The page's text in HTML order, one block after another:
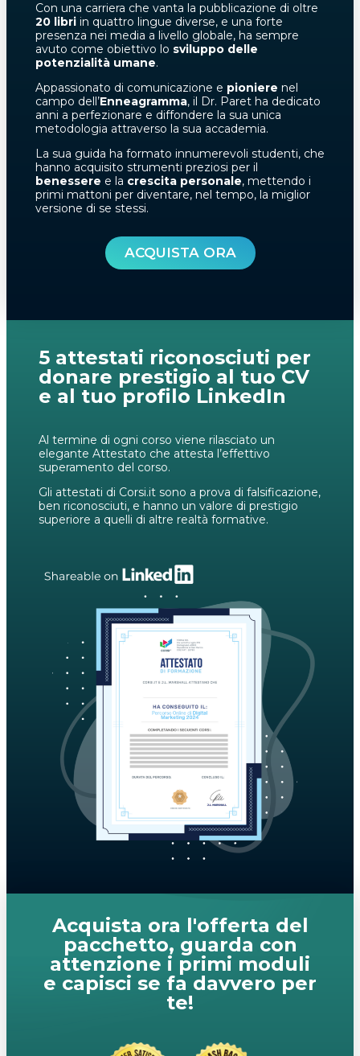
Con una carriera che vanta la pubblicazione di oltre
20 libri in quattro lingue diverse, e una forte
presenza nei media a livello globale, ha sempre
avuto come obiettivo lo sviluppo delle
potenzialità umane.
Appassionato di comunicazione e pioniere nel
campo dell’Enneagramma, il Dr. Paret ha dedicato
anni a perfezionare e diffondere la sua unica
metodologia attraverso la sua accademia.
La sua guida ha formato innumerevoli studenti, che
hanno acquisito strumenti preziosi per il
benessere e la crescita personale, mettendo i
primi mattoni per diventare, nel tempo, la miglior
versione di se stessi.
ACQUISTA ORA
5 attestati riconosciuti per
donare prestigio al tuo CV
e al tuo profilo LinkedIn
Al termine di ogni corso viene rilasciato un
elegante Attestato che attesta l’effettivo
superamento del corso.
Gli attestati di Corsi.it sono a prova di falsificazione,
ben riconosciuti, e hanno un valore di prestigio
superiore a quelli di altre realtà formative.
Acquista ora l'offerta del
pacchetto, guarda con
attenzione i primi moduli
e capisci se fa davvero per
te!